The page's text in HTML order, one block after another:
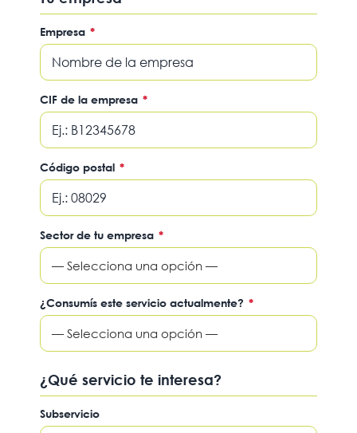
Empresa *
CIF de la empresa *
Código postal *
Sector de tu empresa *
— Selecciona una opción —
¿Consumís este servicio actualmente? *
— Selecciona una opción —
¿Qué servicio te interesa?
Subservicio